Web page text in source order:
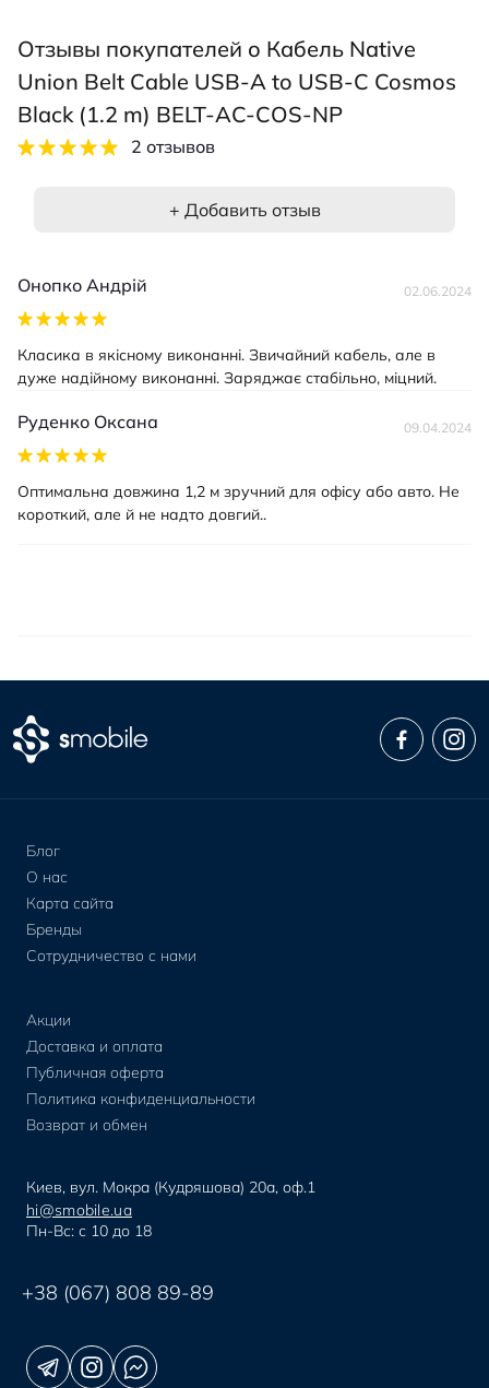
Отзывы покупателей о Кабель Native
Union Belt Cable USB-A to USB-C Cosmos
Black (1.2 m) BELT-AC-COS-NP
2 отзывов
+ Добавить отзыв
Онопко Андрій 02.06.2024
Класика в якісному виконанні. Звичайний кабель, але в
дуже надійному виконанні. Заряджає стабільно, міцний.
Руденко Оксана 09.04.2024
Оптимальна довжина 1,2 м зручний для офісу або авто. Не
короткий, але й не надто довгий..
Блог
О нас
Карта сайта
Бренды
Сотрудничество с нами
Акции
Доставка и оплата
Публичная оферта
Политика конфиденциальности
Возврат и обмен
Киев, вул. Мокра (Кудряшова) 20а, оф.1
hi@smobile.ua
Пн-Вс: с 10 до 18
+38 (067) 808 89-89